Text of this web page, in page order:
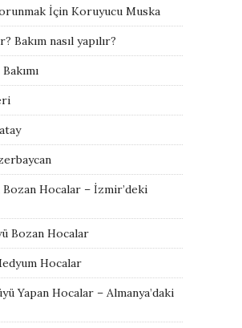
İçin Koruyucu Muska
Bakım nasıl yapılır?
Hocalar – İzmir’deki
Bozan Hocalar
Hocalar
Yapan Hocalar – Almanya’daki